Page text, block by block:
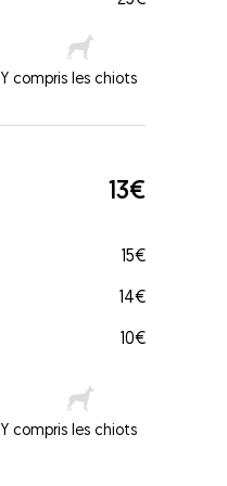
Y compris les chiots
13€
15€
14€
10€
Y compris les chiots